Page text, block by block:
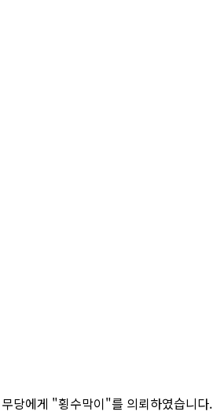
당에게 "횡수막이"를 의뢰하였습니다.